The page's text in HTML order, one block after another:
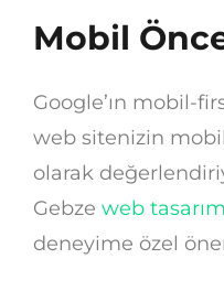
Mobil
Google’ın mobil-
web sitenizin
olarak
Gebze web tasarım
deneyime özel